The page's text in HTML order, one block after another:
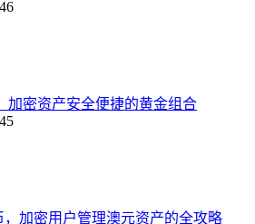
加密资产安全便捷的黄金组合
，加密用户管理澳元资产的全攻略